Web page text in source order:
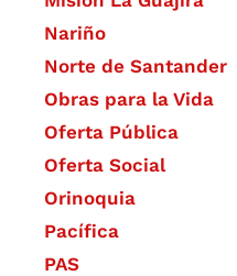
Nariño
Norte de Santander
Obras para la Vida
Oferta Pública
Oferta Social​​
Orinoquia
Pacífica
PAS